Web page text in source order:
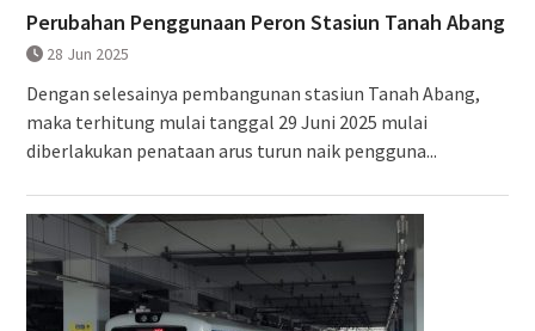
Perubahan Penggunaan Peron Stasiun Tanah Abang
28 Jun 2025
Dengan selesainya pembangunan stasiun Tanah Abang,
maka terhitung mulai tanggal 29 Juni 2025 mulai
diberlakukan penataan arus turun naik pengguna...